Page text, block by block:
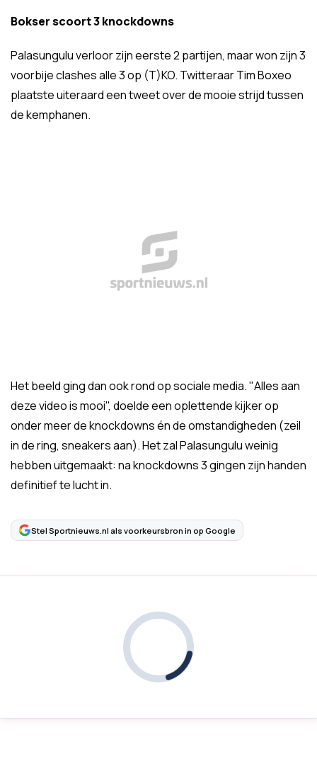
Bokser scoort 3 knockdowns
Palasungulu verloor zijn eerste 2 partijen, maar won zijn 3
voorbije clashes alle 3 op (T)KO. Twitteraar Tim Boxeo
plaatste uiteraard een tweet over de mooie strijd tussen
de kemphanen.
Het beeld ging dan ook rond op sociale media. "Alles aan
deze video is mooi", doelde een oplettende kijker op
onder meer de knockdowns én de omstandigheden (zeil
in de ring, sneakers aan). Het zal Palasungulu weinig
hebben uitgemaakt: na knockdowns 3 gingen zijn handen
definitief te lucht in.
Stel Sportnieuws.nl als voorkeursbron in op Google